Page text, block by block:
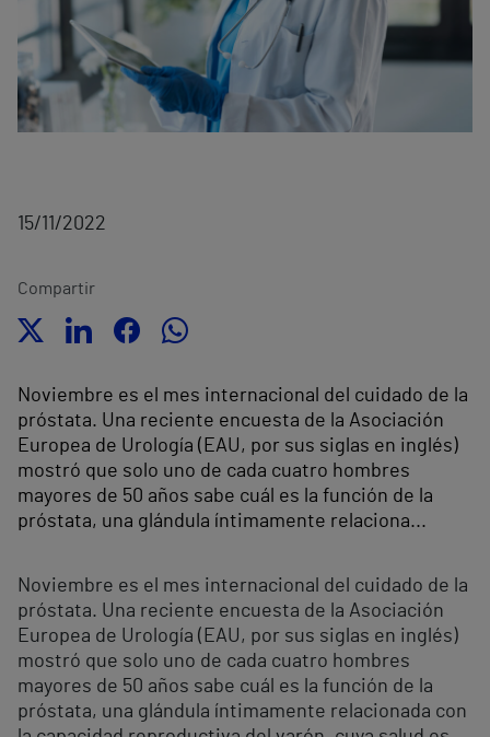
15/11/2022
Compartir
Noviembre es el mes internacional del cuidado de la
próstata. Una reciente encuesta de la Asociación
Europea de Urología (EAU, por sus siglas en inglés)
mostró que solo uno de cada cuatro hombres
mayores de 50 años sabe cuál es la función de la
próstata, una glándula íntimamente relaciona...
Noviembre es el mes internacional del cuidado de la
próstata. Una reciente encuesta de la Asociación
Europea de Urología (EAU, por sus siglas en inglés)
mostró que solo uno de cada cuatro hombres
mayores de 50 años sabe cuál es la función de la
próstata, una glándula íntimamente relacionada con